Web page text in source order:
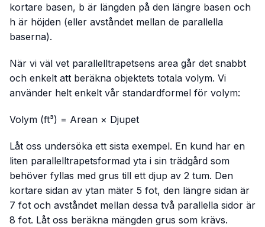
kortare basen, b är längden på den längre basen och
h är höjden (eller avståndet mellan de parallella
baserna).
När vi väl vet parallelltrapetsens area går det snabbt
och enkelt att beräkna objektets totala volym. Vi
använder helt enkelt vår standardformel för volym:
Volym (ft³) = Arean × Djupet
Låt oss undersöka ett sista exempel. En kund har en
liten parallelltrapetsformad yta i sin trädgård som
behöver fyllas med grus till ett djup av 2 tum. Den
kortare sidan av ytan mäter 5 fot, den längre sidan är
7 fot och avståndet mellan dessa två parallella sidor är
8 fot. Låt oss beräkna mängden grus som krävs.